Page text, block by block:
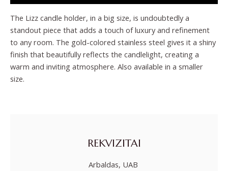
The Lizz candle holder, in a big size, is undoubtedly a
standout piece that adds a touch of luxury and refinement
to any room. The gold-colored stainless steel gives it a shiny
finish that beautifully reflects the candlelight, creating a
warm and inviting atmosphere. Also available in a smaller
size.
REKVIZITAI
Arbaldas, UAB